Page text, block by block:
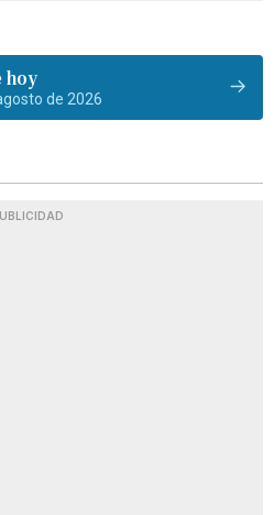
hoy
de 2026